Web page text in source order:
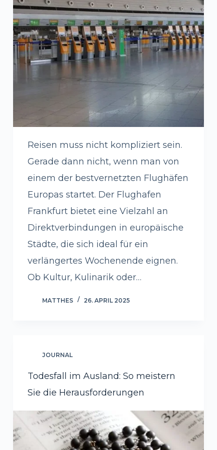
Reisen muss nicht kompliziert sein.
Gerade dann nicht, wenn man von
einem der bestvernetzten Flughäfen
Europas startet. Der Flughafen
Frankfurt bietet eine Vielzahl an
Direktverbindungen in europäische
Städte, die sich ideal für ein
verlängertes Wochenende eignen.
Ob Kultur, Kulinarik oder…
MATTHES 26. APRIL 2025
JOURNAL
Todesfall im Ausland: So meistern
Sie die Herausforderungen